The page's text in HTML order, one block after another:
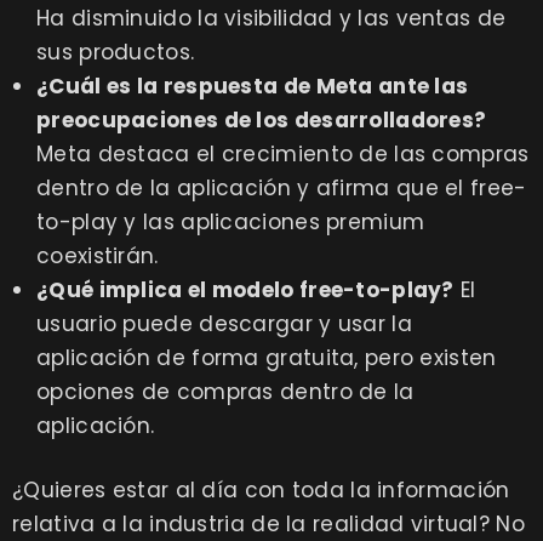
Ha disminuido la visibilidad y las ventas de
sus productos.
¿Cuál es la respuesta de Meta ante las
preocupaciones de los desarrolladores?
Meta destaca el crecimiento de las compras
dentro de la aplicación y afirma que el free-
to-play y las aplicaciones premium
coexistirán.
¿Qué implica el modelo free-to-play? El
usuario puede descargar y usar la
aplicación de forma gratuita, pero existen
opciones de compras dentro de la
aplicación.
¿Quieres estar al día con toda la información
relativa a la industria de la realidad virtual? No